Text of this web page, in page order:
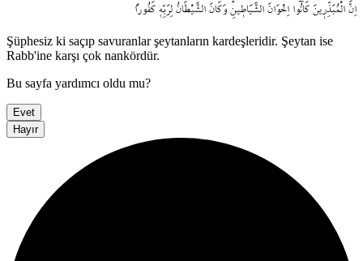
اِنَّ الْمُبَذِّر۪ينَ كَانُٓوا اِخْوَانَ الشَّيَاط۪ينِۜ وَكَانَ الشَّيْطَانُ لِرَبِّه۪ كَفُوراً
Şüphesiz ki saçıp savuranlar şeytanların kardeşleridir. Şeytan ise
Rabb'ine karşı çok nankördür.
Bu sayfa yardımcı oldu mu?
Evet
Hayır